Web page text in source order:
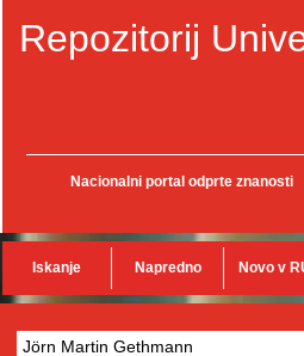
Repozitorij
Nacionalni portal odprte znanosti
Iskanje Napredno Novo v